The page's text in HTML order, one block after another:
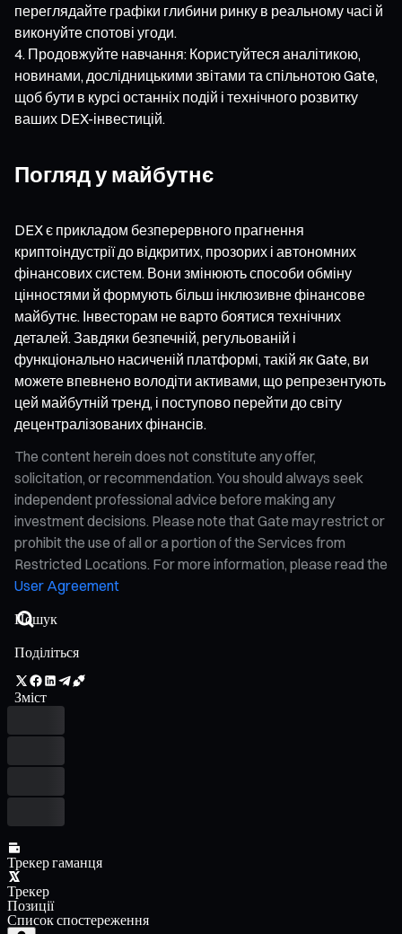
переглядайте графіки глибини ринку в реальному часі й
виконуйте спотові угоди.
Продовжуйте навчання: Користуйтеся аналітикою,
новинами, дослідницькими звітами та спільнотою Gate,
щоб бути в курсі останніх подій і технічного розвитку
ваших DEX-інвестицій.
Погляд у майбутнє
DEX є прикладом безперервного прагнення
криптоіндустрії до відкритих, прозорих і автономних
фінансових систем. Вони змінюють способи обміну
цінностями й формують більш інклюзивне фінансове
майбутнє. Інвесторам не варто боятися технічних
деталей. Завдяки безпечній, регульованій і
функціонально насиченій платформі, такій як Gate, ви
можете впевнено володіти активами, що репрезентують
цей майбутній тренд, і поступово перейти до світу
децентралізованих фінансів.
The content herein does not constitute any offer,
solicitation, or recommendation. You should always seek
independent professional advice before making any
investment decisions. Please note that Gate may restrict or
prohibit the use of all or a portion of the Services from
Restricted Locations. For more information, please read the
User Agreement
Поділіться
Зміст
Трекер гаманця
Трекер
Позиції
Список спостереження